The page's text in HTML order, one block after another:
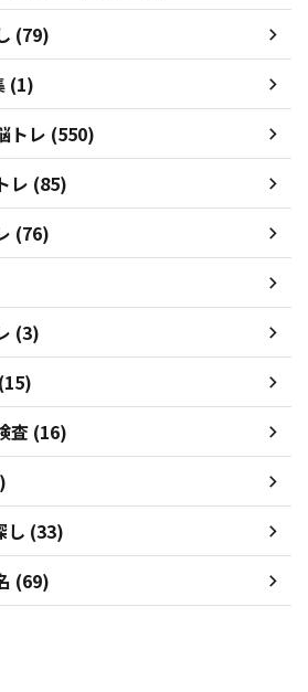
(79)
(1)
トレ (550)
レ (85)
(76)
(3)
査 (16)
し (33)
(69)